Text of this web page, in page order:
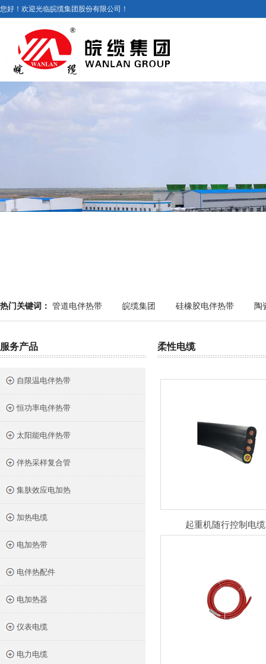
您好！欢迎光临皖缆集团股份有限公司！
热门关键词： 管道电伴热带 皖缆集团 硅橡胶电伴热带 陶
服务产品
自限温电伴热带
恒功率电伴热带
太阳能电伴热带
伴热采样复合管
集肤效应电加热
加热电缆
电加热带
电伴热配件
电加热器
仪表电缆
电力电缆
柔性电缆
起重机随行控制电缆